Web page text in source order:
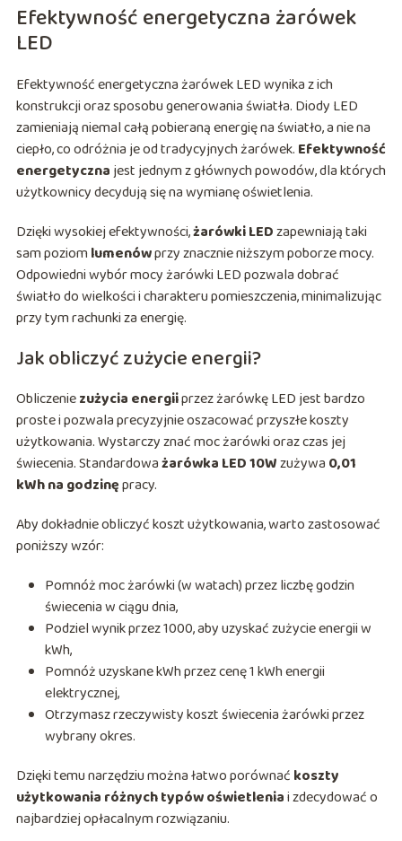
Efektywność energetyczna żarówek
LED
Efektywność energetyczna żarówek LED wynika z ich
konstrukcji oraz sposobu generowania światła. Diody LED
zamieniają niemal całą pobieraną energię na światło, a nie na
ciepło, co odróżnia je od tradycyjnych żarówek. Efektywność
energetycznajest jednym z głównych powodów, dla których
użytkownicy decydują się na wymianę oświetlenia.
Dzięki wysokiej efektywności,żarówki LEDzapewniają taki
sam poziomlumenówprzy znacznie niższym poborze mocy.
Odpowiedni wybór mocy żarówki LED pozwala dobrać
światło do wielkości i charakteru pomieszczenia, minimalizując
przy tym rachunki za energię.
Jak obliczyć zużycie energii?
Obliczeniezużycia energiiprzez żarówkę LED jest bardzo
proste i pozwala precyzyjnie oszacować przyszłe koszty
użytkowania. Wystarczy znać moc żarówki oraz czas jej
świecenia. Standardoważarówka LED 10Wzużywa 0,01
kWh na godzinępracy.
Aby dokładnie obliczyć koszt użytkowania, warto zastosować
poniższy wzór:
Pomnóż moc żarówki (w watach) przez liczbę godzin
świecenia w ciągu dnia,
Podziel wynik przez 1000, aby uzyskać zużycie energii w
kWh,
Pomnóż uzyskane kWh przez cenę 1 kWh energii
elektrycznej,
Otrzymasz rzeczywisty koszt świecenia żarówki przez
wybrany okres.
Dzięki temu narzędziu można łatwo porównać koszty
użytkowania różnych typów oświetleniai zdecydować o
najbardziej opłacalnym rozwiązaniu.